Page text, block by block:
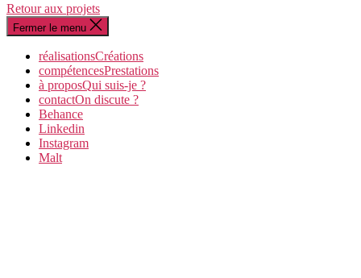
Retour aux projets
Fermer le menu
réalisationsCréations
compétencesPrestations
à proposQui suis-je ?
contactOn discute ?
Behance
Linkedin
Instagram
Malt